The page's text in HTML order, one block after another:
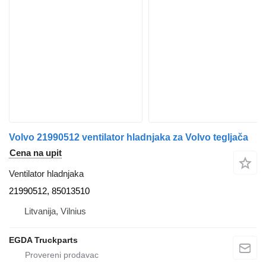
Volvo 21990512 ventilator hladnjaka za Volvo tegljača
Cena na upit
Ventilator hladnjaka
21990512, 85013510
Litvanija, Vilnius
EGDA Truckparts